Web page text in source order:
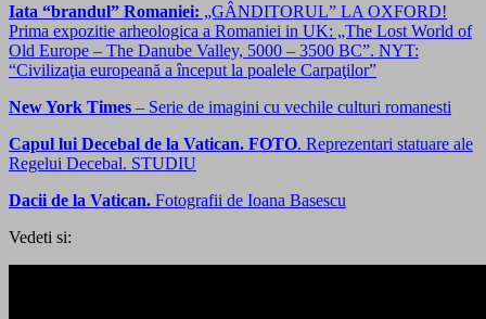
Iata “brandul” Romaniei: „GÂNDITORUL” LA OXFORD!
Prima expozitie arheologica a Romaniei in UK: „The Lost World of
Old Europe – The Danube Valley, 5000 – 3500 BC”. NYT:
“Civilizaţia europeană a început la poalele Carpaţilor”
New York Times – Serie de imagini cu vechile culturi romanesti
Capul lui Decebal de la Vatican. FOTO. Reprezentari statuare ale
Regelui Decebal. STUDIU
Dacii de la Vatican. Fotografii de Ioana Basescu
Vedeti si: